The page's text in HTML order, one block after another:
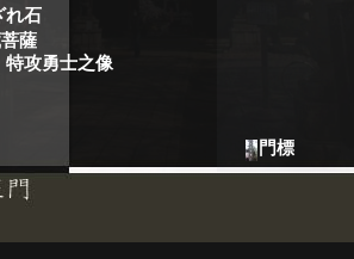
薩
特攻勇士之像
れ石
門標